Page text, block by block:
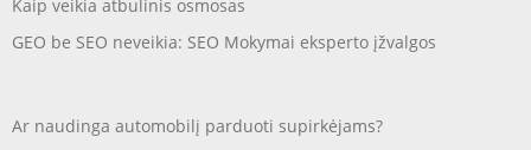
Kaip veikia atbulinis osmosas
GEO be SEO neveikia: SEO Mokymai eksperto įžvalgos
Ar naudinga automobilį parduoti supirkėjams?